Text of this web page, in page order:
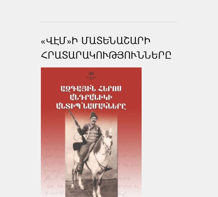
«ՎԷՄ»Ի ՄԱՏԵՆԱՇԱՐԻ
ՀՐԱՏԱՐԱԿՈՒԹՅՈՒՆՆԵՐԸ